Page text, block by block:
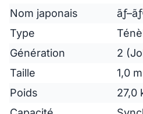
Nom japonais
Type
Génération
2
Taille
1,0 m
Poids
27,0